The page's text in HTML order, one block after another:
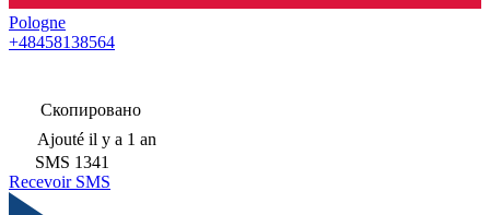
Pologne
+48458138564
Скопировано
Ajouté il y a 1 an
SMS 1341
Recevoir SMS